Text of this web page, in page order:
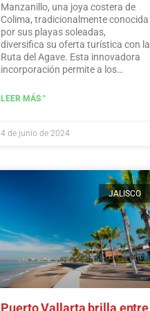
Manzanillo, una joya costera de
Colima, tradicionalmente conocida
por sus playas soleadas,
diversifica su oferta turística con la
Ruta del Agave. Esta innovadora
incorporación permite a los
historia, las tradiciones y los
LEER MÁS "
4 de junio de 2024
JALISCO